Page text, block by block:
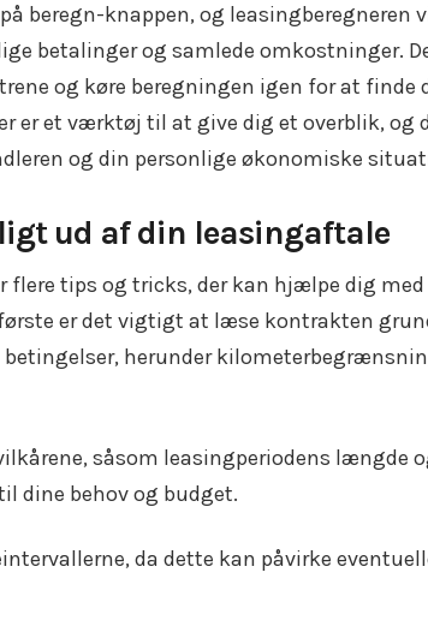
beregn-knappen, og leasingberegneren
betalinger og samlede omkostninger.
og køre beregningen igen for at finde
er et værktøj til at give dig et overblik, og
og din personlige økonomiske
ud af din leasingaftale
flere tips og tricks, der kan hjælpe dig
er det vigtigt at læse kontrakten
herunder
såsom leasingperiodens længde
dine behov og budget.
da dette kan påvirke